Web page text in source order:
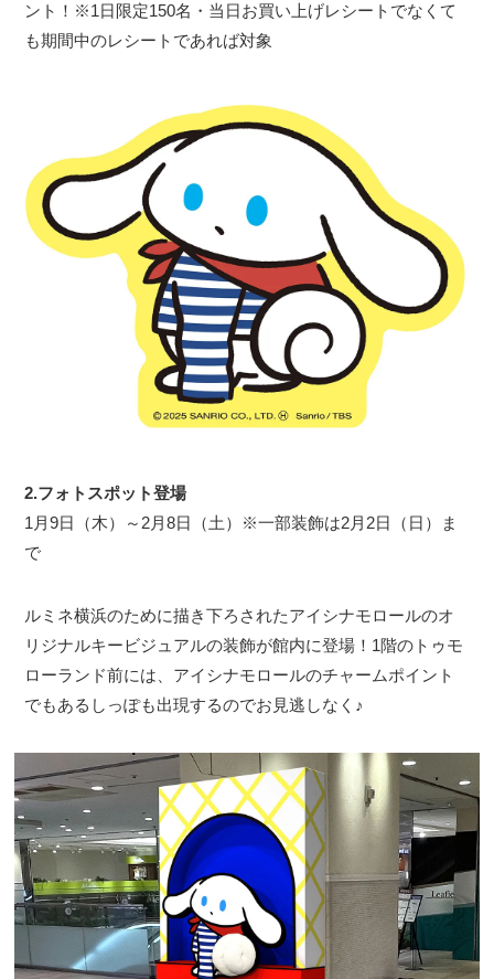
ント！※1日限定150名・当日お買い上げレシートでなくて
も期間中のレシートであれば対象
2.フォトスポット登場
1月9日（木）～2月8日（土）※一部装飾は2月2日（日）ま
で
ルミネ横浜のために描き下ろされたアイシナモロールのオ
リジナルキービジュアルの装飾が館内に登場！1階のトゥモ
ローランド前には、アイシナモロールのチャームポイント
でもあるしっぽも出現するのでお見逃しなく♪